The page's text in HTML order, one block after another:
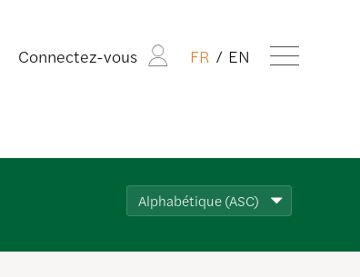
Connectez-vous FR EN
Alphabétique (ASC)